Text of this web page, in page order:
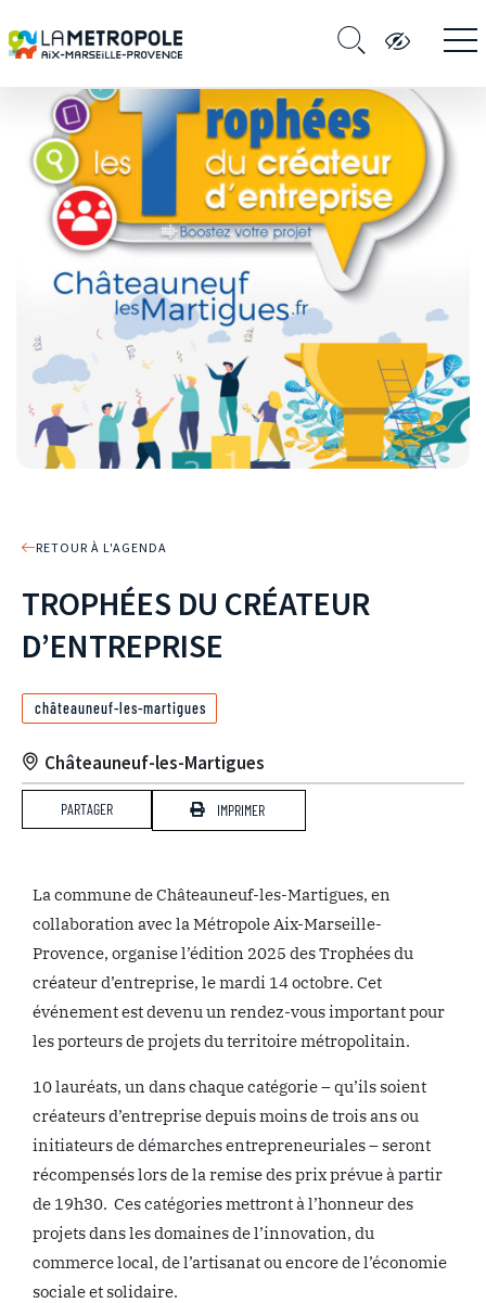
RETOUR À L'AGENDA
TROPHÉES DU CRÉATEUR
D’ENTREPRISE
châteauneuf-les-martigues
Châteauneuf-les-Martigues
PARTAGER IMPRIMER
La commune de Châteauneuf-les-Martigues, en
collaboration avec la Métropole Aix-Marseille-
Provence, organise l’édition 2025 des Trophées du
créateur d’entreprise, le mardi 14 octobre. Cet
événement est devenu un rendez-vous important pour
les porteurs de projets du territoire métropolitain.
10 lauréats, un dans chaque catégorie – qu’ils soient
créateurs d’entreprise depuis moins de trois ans ou
initiateurs de démarches entrepreneuriales – seront
récompensés lors de la remise des prix prévue à partir
de 19h30. Ces catégories mettront à l’honneur des
projets dans les domaines de l’innovation, du
commerce local, de l’artisanat ou encore de l’économie
sociale et solidaire.